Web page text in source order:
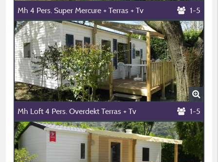
Mh 4 Pers. Super Mercure + Terras + Tv 1-5
Mh Loft 4 Pers. Overdekt Terras + Tv 1-5